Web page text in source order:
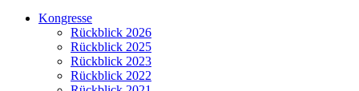
Kongresse
Rückblick 2026
Rückblick 2025
Rückblick 2023
Rückblick 2022